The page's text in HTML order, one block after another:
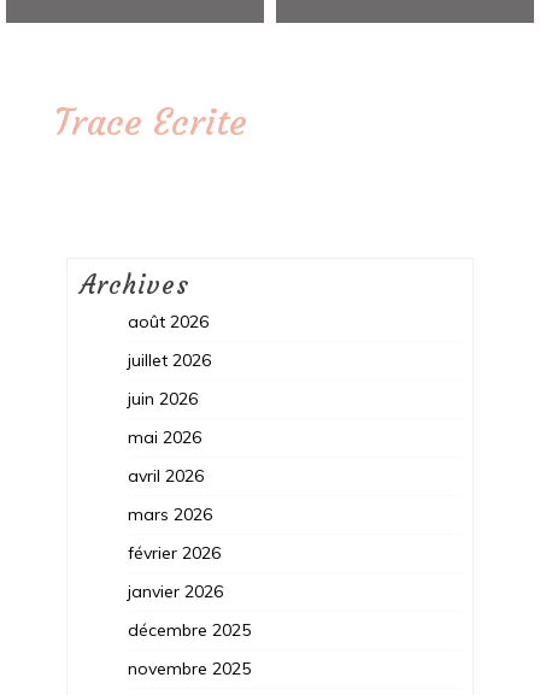
Trace Ecrite
Archives
août 2026
juillet 2026
juin 2026
mai 2026
avril 2026
mars 2026
février 2026
janvier 2026
décembre 2025
novembre 2025